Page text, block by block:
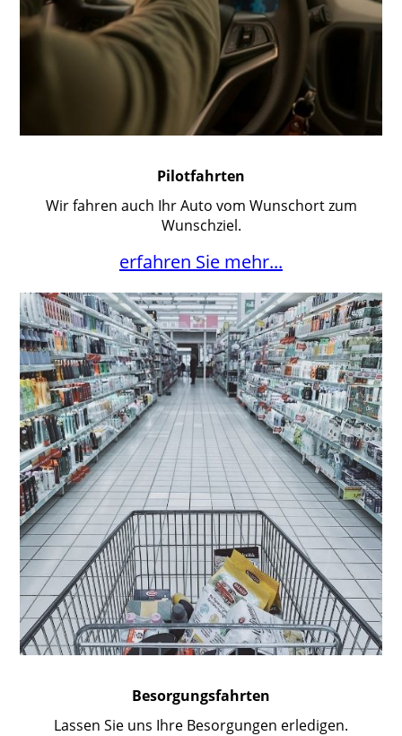
Pilotfahrten
Wir fahren auch Ihr Auto vom Wunschort zum
Wunschziel.
erfahren Sie mehr...
Besorgungsfahrten
Lassen Sie uns Ihre Besorgungen erledigen.